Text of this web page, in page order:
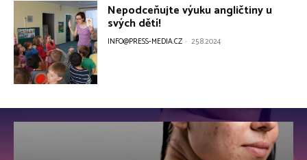
Nepodceňujte výuku angličtiny u
svých dětí!
INFO@PRESS-MEDIA.CZ - 25.8.2024